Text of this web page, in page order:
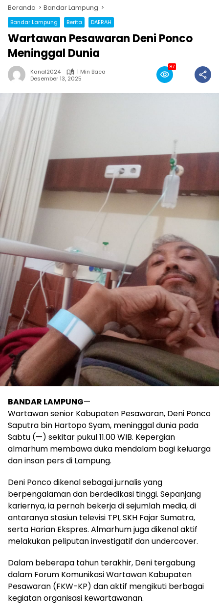
Beranda Bandar Lampung
Bandar Lampung Berita DAERAH
Wartawan Pesawaran Deni Ponco
Meninggal Dunia
Kanal2024
1 Min Baca
Desember 13, 2025
87
BANDAR LAMPUNG—
Wartawan senior Kabupaten Pesawaran, Deni Ponco
Saputra bin Hartopo Syam, meninggal dunia pada
Sabtu (—) sekitar pukul 11.00 WIB. Kepergian
almarhum membawa duka mendalam bagi keluarga
dan insan pers di Lampung.
Deni Ponco dikenal sebagai jurnalis yang
berpengalaman dan berdedikasi tinggi. Sepanjang
kariernya, ia pernah bekerja di sejumlah media, di
antaranya stasiun televisi TPI, SKH Fajar Sumatra,
serta Harian Ekspres. Almarhum juga dikenal aktif
melakukan peliputan investigatif dan undercover.
Dalam beberapa tahun terakhir, Deni tergabung
dalam Forum Komunikasi Wartawan Kabupaten
Pesawaran (FKW-KP) dan aktif mengikuti berbagai
kegiatan organisasi kewartawanan.